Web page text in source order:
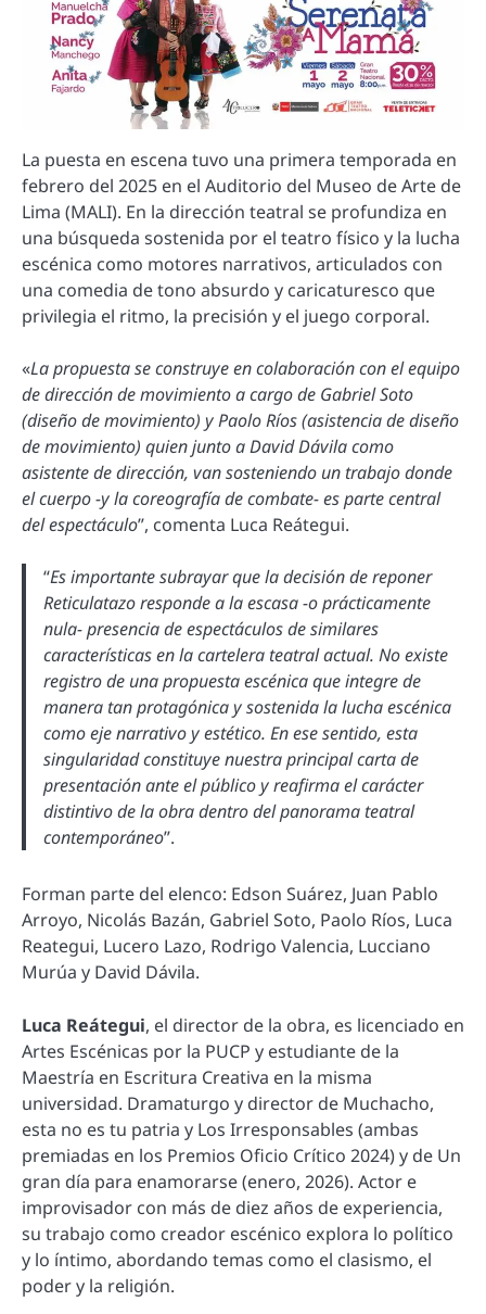
La puesta en escena tuvo una primera temporada en
febrero del 2025 en el Auditorio del Museo de Arte de
Lima (MALI). En la dirección teatral se profundiza en
una búsqueda sostenida por el teatro físico y la lucha
escénica como motores narrativos, articulados con
una comedia de tono absurdo y caricaturesco que
privilegia el ritmo, la precisión y el juego corporal.
«La propuesta se construye en colaboración con el equipo
de dirección de movimiento a cargo de Gabriel Soto
(diseño de movimiento) y Paolo Ríos (asistencia de diseño
de movimiento) quien junto a David Dávila como
asistente de dirección, van sosteniendo un trabajo donde
el cuerpo -y la coreografía de combate- es parte central
del espectáculo”, comenta Luca Reátegui.
“Es importante subrayar que la decisión de reponer
Reticulatazo responde a la escasa -o prácticamente
nula- presencia de espectáculos de similares
características en la cartelera teatral actual. No existe
registro de una propuesta escénica que integre de
manera tan protagónica y sostenida la lucha escénica
como eje narrativo y estético. En ese sentido, esta
singularidad constituye nuestra principal carta de
presentación ante el público y reafirma el carácter
distintivo de la obra dentro del panorama teatral
contemporáneo”.
Forman parte del elenco: Edson Suárez, Juan Pablo
Arroyo, Nicolás Bazán, Gabriel Soto, Paolo Ríos, Luca
Reategui, Lucero Lazo, Rodrigo Valencia, Lucciano
Murúa y David Dávila.
Luca Reátegui, el director de la obra, es licenciado en
Artes Escénicas por la PUCP y estudiante de la
Maestría en Escritura Creativa en la misma
universidad. Dramaturgo y director de Muchacho,
esta no es tu patria y Los Irresponsables (ambas
premiadas en los Premios Oficio Crítico 2024) y de Un
gran día para enamorarse (enero, 2026). Actor e
improvisador con más de diez años de experiencia,
su trabajo como creador escénico explora lo político
y lo íntimo, abordando temas como el clasismo, el
poder y la religión.